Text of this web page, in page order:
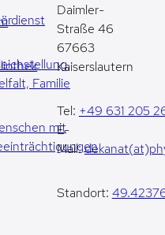
Familie
mit
Daimler-
Straße 46
67663
Kaiserslautern
Tel: +49 631 205
E-
Mail:
Standort: